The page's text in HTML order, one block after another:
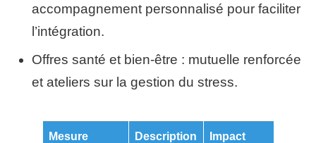
accompagnement personnalisé pour faciliter
l’intégration.
Offres santé et bien-être : mutuelle renforcée
et ateliers sur la gestion du stress.
Mesure Description
Impact